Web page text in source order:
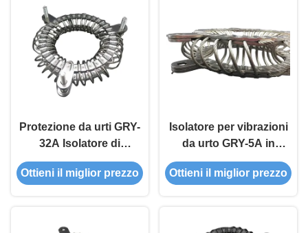
Protezione da urti GRY-
32A Isolatore di
vibrazione per
telecamere in acciaio
Ottieni il miglior prezzo
Isolatore per vibrazioni
da urto GRY-5A in
acciaio inossidabile per
l'estrazione di energia
Ottieni il miglior prezzo